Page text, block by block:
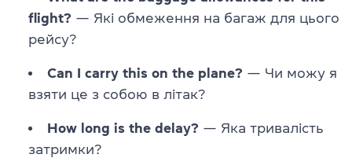
flight? — Які обмеження на багаж для цього
рейсу?
Can I carry this on the plane? — Чи можу я
взяти це з собою в літак?
How long is the delay? — Яка тривалість
затримки?